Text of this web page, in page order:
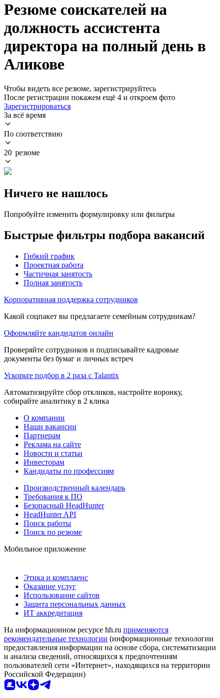
Резюме соискателей на
должность ассистента
директора на полный день в
Аликове
Чтобы видеть все резюме, зарегистрируйтесь
После регистрации покажем ещё 4 и откроем фото
Зарегистрироваться
За всё время
По соответствию
20 резюме
Ничего не нашлось
Попробуйте изменить формулировку или фильтры
Быстрые фильтры подбора вакансий
Гибкий график
Проектная работа
Частичная занятость
Полная занятость
Корпоративная поддержка сотрудников
Какой соцпакет вы предлагаете семейным сотрудникам?
Оформляйте кандидатов онлайн
Проверяйте сотрудников и подписывайте кадровые
документы без бумаг и личных встреч
Ускорьте подбор в 2 раза с Talantix
Автоматизируйте сбор откликов, настройте воронку,
собирайте аналитику в 2 клика
О компании
Наши вакансии
Партнерам
Реклама на сайте
Новости и статьи
Инвесторам
Кандидаты по профессиям
Производственный календарь
Требования к ПО
Безопасный HeadHunter
HeadHunter API
Поиск работы
Поиск по резюме
Мобильное приложение
Этика и комплаенс
Оказание услуг
Использование сайтов
Защита персональных данных
ИТ аккредитация
На информационном ресурсе hh.ru применяются
рекомендательные технологии (информационные технологии
предоставления информации на основе сбора, систематизации
и анализа сведений, относящихся к предпочтениям
пользователей сети «Интернет», находящихся на территории
Российской Федерации)